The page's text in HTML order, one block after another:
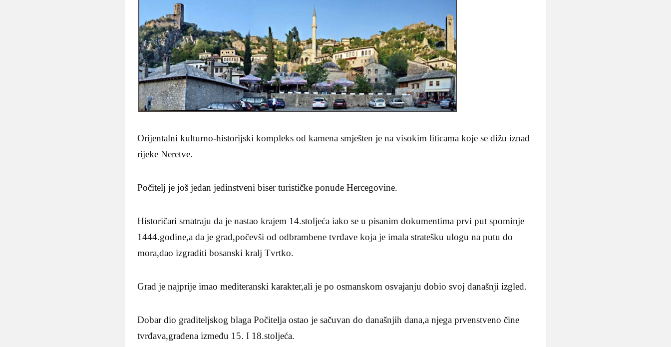
Orijentalni kulturno-historijski kompleks od kamena smješten je na visokim liticama koje se dižu iznad
rijeke Neretve.
Počitelj je još jedan jedinstveni biser turističke ponude Hercegovine.
Historičari smatraju da je nastao krajem 14.stoljeća iako se u pisanim dokumentima prvi put spominje
1444.godine,a da je grad,počevši od odbrambene tvrđave koja je imala stratešku ulogu na putu do
mora,dao izgraditi bosanski kralj Tvrtko.
Grad je najprije imao mediteranski karakter,ali je po osmanskom osvajanju dobio svoj današnji izgled.
Dobar dio graditeljskog blaga Počitelja ostao je sačuvan do današnjih dana,a njega prvenstveno čine
tvrđava,građena između 15. I 18.stoljeća.